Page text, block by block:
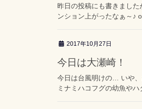
昨日の投稿にも書きまし
ンション上がったなぁ～♪
2017年10月27日
今日は大瀬崎！
今日は台風明けの… いや
ミナミハコフグの幼魚や